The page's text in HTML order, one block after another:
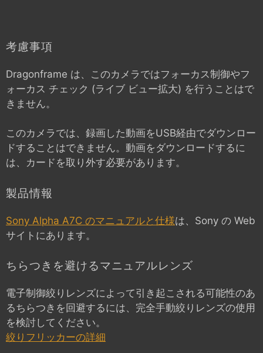
考慮事項
Dragonframe は、このカメラではフォーカス制御やフ
ォーカス チェック (ライブ ビュー拡大) を行うことはで
きません。
このカメラでは、録画した動画をUSB経由でダウンロー
ドすることはできません。動画をダウンロードするに
は、カードを取り外す必要があります。
製品情報
Sony Alpha A7C のマニュアルと仕様は、Sony の Web
サイトにあります。
ちらつきを避けるマニュアルレンズ
電子制御絞りレンズによって引き起こされる可能性のあ
るちらつきを回避するには、完全手動絞りレンズの使用
を検討してください。
絞りフリッカーの詳細